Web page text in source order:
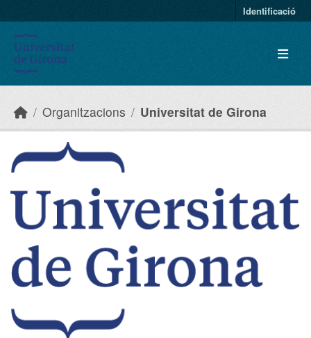
Identificació
Organitzacions Universitat de Girona